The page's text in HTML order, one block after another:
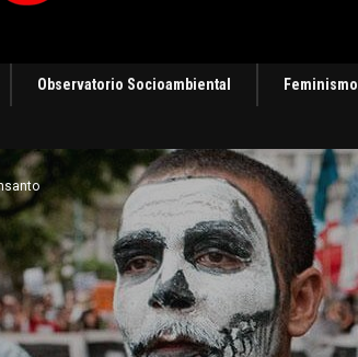
Observatorio Socioambiental Feminismo